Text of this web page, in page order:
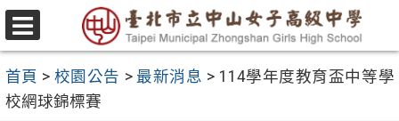
跳
至
要
內
選
單
首頁 > 校園公告 > 最新消息 > 114學年度教育盃中等學
校網球錦標賽